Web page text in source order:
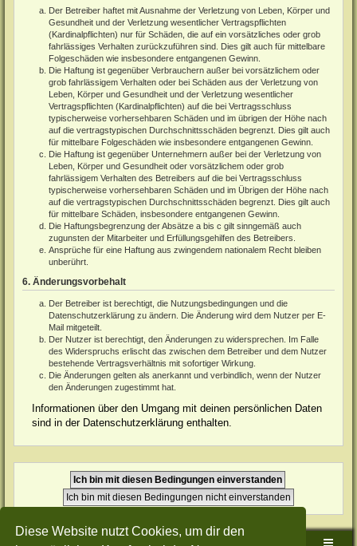
Diese Website nutzt Cookies, um dir den
Der Betreiber haftet mit Ausnahme der Verletzung von Leben, Körper und
Gesundheit und der Verletzung wesentlicher Vertragspflichten
(Kardinalpflichten) nur für Schäden, die auf ein vorsätzliches oder grob
fahrlässiges Verhalten zurückzuführen sind. Dies gilt auch für mittelbare
Folgeschäden wie insbesondere entgangenen Gewinn.
Die Haftung ist gegenüber Verbrauchern außer bei vorsätzlichem oder
grob fahrlässigem Verhalten oder bei Schäden aus der Verletzung von
Leben, Körper und Gesundheit und der Verletzung wesentlicher
Vertragspflichten (Kardinalpflichten) auf die bei Vertragsschluss
typischerweise vorhersehbaren Schäden und im übrigen der Höhe nach
auf die vertragstypischen Durchschnittsschäden begrenzt. Dies gilt auch
für mittelbare Folgeschäden wie insbesondere entgangenen Gewinn.
Die Haftung ist gegenüber Unternehmern außer bei der Verletzung von
Leben, Körper und Gesundheit oder vorsätzlichem oder grob
fahrlässigem Verhalten des Betreibers auf die bei Vertragsschluss
typischerweise vorhersehbaren Schäden und im Übrigen der Höhe nach
auf die vertragstypischen Durchschnittsschäden begrenzt. Dies gilt auch
für mittelbare Schäden, insbesondere entgangenen Gewinn.
Die Haftungsbegrenzung der Absätze a bis c gilt sinngemäß auch
zugunsten der Mitarbeiter und Erfüllungsgehilfen des Betreibers.
Ansprüche für eine Haftung aus zwingendem nationalem Recht bleiben
unberührt.
6. Änderungsvorbehalt
Der Betreiber ist berechtigt, die Nutzungsbedingungen und die
Datenschutzerklärung zu ändern. Die Änderung wird dem Nutzer per E-
Mail mitgeteilt.
Der Nutzer ist berechtigt, den Änderungen zu widersprechen. Im Falle
des Widerspruchs erlischt das zwischen dem Betreiber und dem Nutzer
bestehende Vertragsverhältnis mit sofortiger Wirkung.
Die Änderungen gelten als anerkannt und verbindlich, wenn der Nutzer
den Änderungen zugestimmt hat.
Informationen über den Umgang mit deinen persönlichen Daten
sind in der Datenschutzerklärung enthalten.
Sudden-Strike-Maps.de Hauptseite Foren-Übersicht